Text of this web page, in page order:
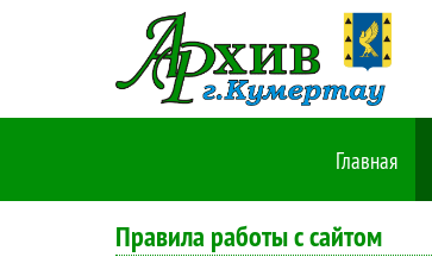
Главная
Правила работы с сайтом